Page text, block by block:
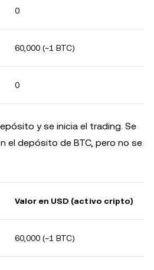
0
60,000 (~1 BTC)
0
y se inicia el trading. Se
el depósito de BTC, pero no se
Valor en USD (activo cripto)
60,000 (~1 BTC)